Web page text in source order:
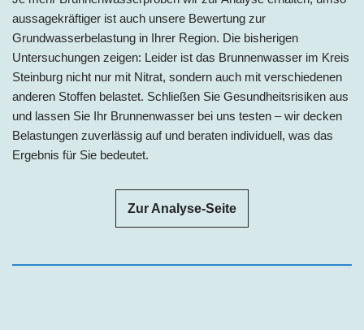
aussagekräftiger ist auch unsere Bewertung zur
Grundwasserbelastung in Ihrer Region. Die bisherigen
Untersuchungen zeigen: Leider ist das Brunnenwasser im Kreis
Steinburg nicht nur mit Nitrat, sondern auch mit verschiedenen
anderen Stoffen belastet. Schließen Sie Gesundheitsrisiken aus
und lassen Sie Ihr Brunnenwasser bei uns testen – wir decken
Belastungen zuverlässig auf und beraten individuell, was das
Ergebnis für Sie bedeutet.
Zur Analyse-Seite